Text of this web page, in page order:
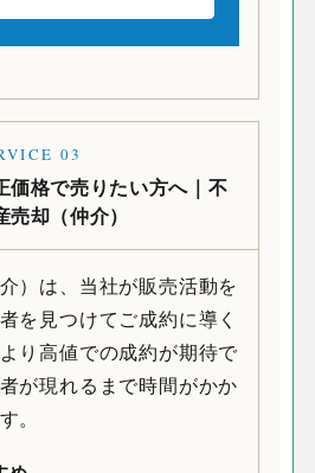
03
価格で売りたい方へ｜不
売却（仲介）
）は、当社が販売活動を
を見つけてご成約に導く
り高値での成約が期待で
が現れるまで時間がかか
。